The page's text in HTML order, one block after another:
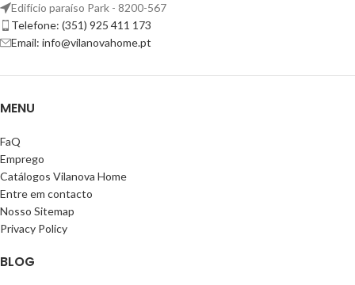
Edifício paraíso Park - 8200-567
Telefone: (351) 925 411 173
Email: info@vilanovahome.pt
MENU
FaQ
Emprego
Catálogos Vilanova Home
Entre em contacto
Nosso Sitemap
Privacy Policy
BLOG